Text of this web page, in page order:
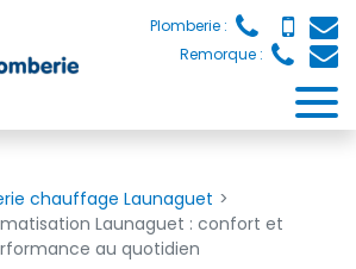
Plomberie :
Remorque :
chauffage Launaguet
Launaguet : confort et
au quotidien